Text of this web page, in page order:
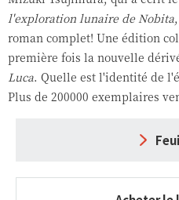
l'exploration lunaire de Nobita
roman complet! Une édition
première fois la nouvelle
Luca. Quelle est l'identité de
Plus de 200000 exemplaires